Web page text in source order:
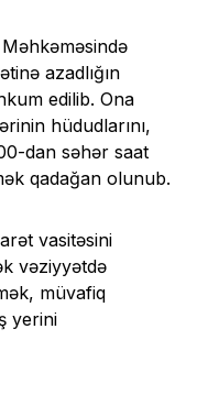
azadlığın
edilib. Ona
hüdudlarını,
dan səhər saat
qadağan olunub.
vasitəsini
vəziyyətdə
müvafiq
yerini